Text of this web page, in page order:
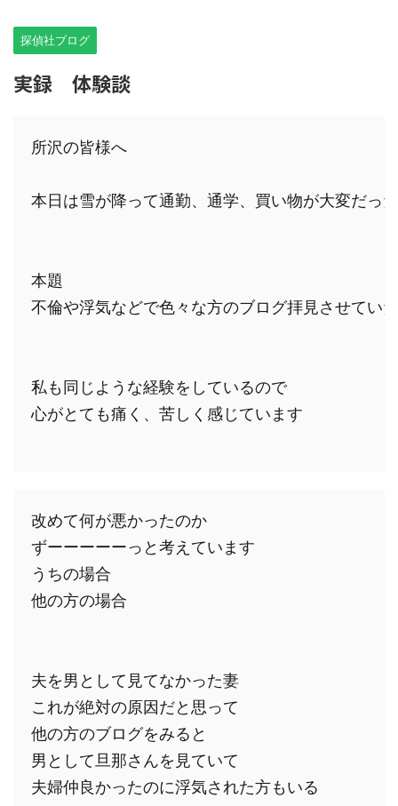
探偵社ブログ
実録 体験談
所沢の皆様へ
本日は雪が降って通勤、通学、買い物が大変だっ
本題
不倫や浮気などで色々な方のブログ拝見させてい
私も同じような経験をしているので
心がとても痛く、苦しく感じています
改めて何が悪かったのか
ずーーーーーっと考えています
うちの場合
他の方の場合
夫を男として見てなかった妻
これが絶対の原因だと思って
他の方のブログをみると
男として旦那さんを見ていて
夫婦仲良かったのに浮気された方もいる